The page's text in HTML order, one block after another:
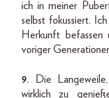
ich in meiner
selbst fokussiert.
Herkunft befassen
voriger
9. Die
wirklich zu